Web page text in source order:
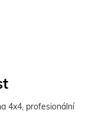
4x4, profesionální